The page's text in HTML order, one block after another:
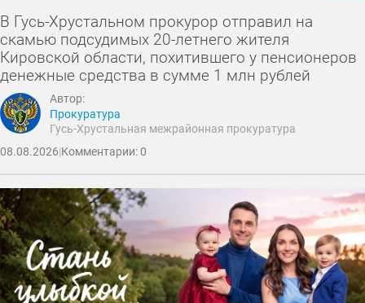
В Гусь-Хрустальном прокурор отправил на
скамью подсудимых 20-летнего жителя
Кировской области, похитившего у пенсионеров
денежные средства в сумме 1 млн рублей
Автор:
Прокуратура
Гусь-Хрустальная межрайонная прокуратура
08.08.2026|Комментарии: 0